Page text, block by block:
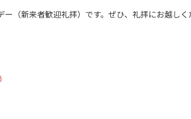
ー（新来者歓迎礼拝）です。ぜひ、礼拝にお越し